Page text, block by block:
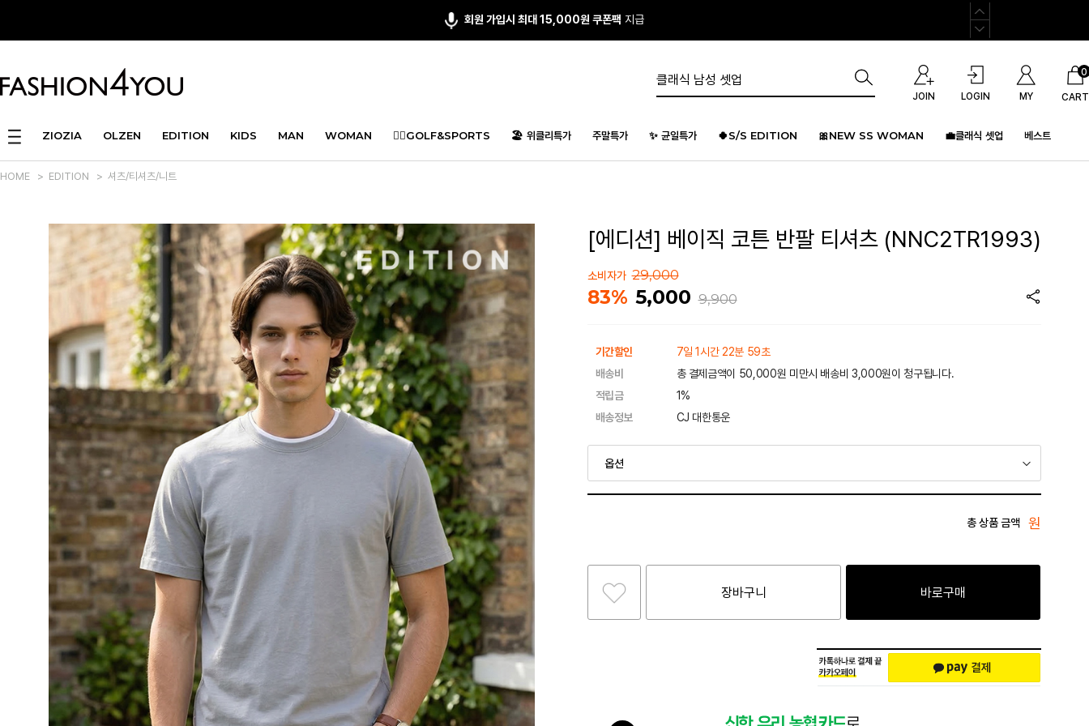
회원 가입시 최대 15,000원 쿠폰팩 지급
JOIN LOGIN MY CART
0
ZIOZIA OLZEN EDITION KIDS MAN WOMAN 🏌️‍♂️GOLF&SPORTS 🏖️ 위클리특가 주말특가 ✨ 균일특가 🍀S/S EDITION 🎀NEW SS WOMAN 💼클래식 셋업 베스트
HOME > EDITION > 셔츠/티셔츠/니트
[에디션] 베이직 코튼 반팔 티셔츠 (NNC2TR1993)
소비자가 29,000
83% 5,000 9,900
기간할인
7일 1시간 22분 59초
배송비
총 결제금액이 50,000원 미만시 배송비 3,000원이 청구됩니다.
적립금
1%
배송정보
CJ 대한통운
총 상품 금액 원
장바구니 바로구매